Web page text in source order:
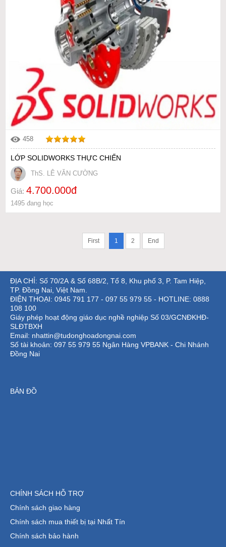
458
LỚP SOLIDWORKS THỰC CHIẾN
ThS. LÊ VĂN CƯỜNG
Giá: 4.700.000đ
1495 đang học
First 1 2 End
ĐỊA CHỈ: Số 70/2A & Số 68B/2, Tổ 8, Khu phố 3, P. Tam Hiệp,
TP. Đồng Nai, Việt Nam.
ĐIỆN THOẠI: 0945 791 177 - 097 55 979 55 - HOTLINE: 0888
108 100
Giáy phép hoạt động giáo dục nghề nghiệp Số 03/GCNĐKHĐ-
SLĐTBXH
Email: nhattin@tudonghoadongnai.com
Số tài khoản: 097 55 979 55 Ngân Hàng VPBANK - Chi Nhánh
Đồng Nai
BẢN ĐỒ
CHÍNH SÁCH HỖ TRỢ
Chính sách giao hàng
Chính sách mua thiết bị tại Nhất Tín
Chính sách bảo hành